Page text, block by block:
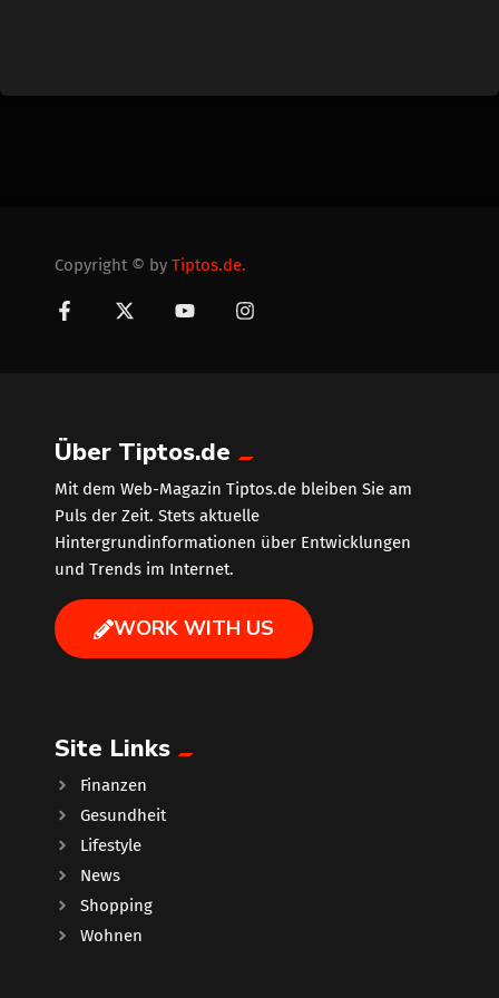
Copyright © by Tiptos.de.
Über Tiptos.de
Mit dem Web-Magazin Tiptos.de bleiben Sie am
Puls der Zeit. Stets aktuelle
Hintergrundinformationen über Entwicklungen
und Trends im Internet.
WORK WITH US
Site Links
Finanzen
Gesundheit
Lifestyle
News
Shopping
Wohnen